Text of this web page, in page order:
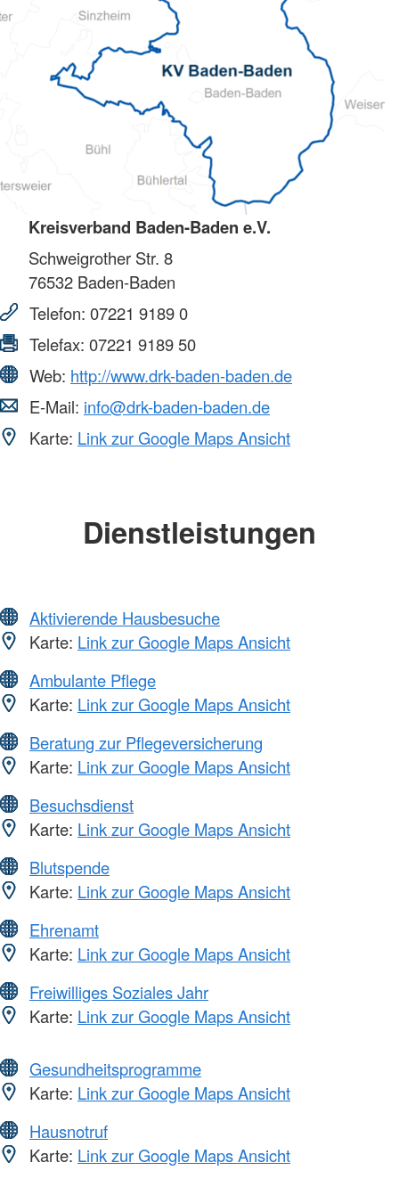
Kreisverband Baden-Baden e.V.
Schweigrother Str. 8
76532 Baden-Baden
Telefon: 07221 9189 0
Telefax: 07221 9189 50
Web: http://www.drk-baden-baden.de
E-Mail: info@drk-baden-baden.de
Karte: Link zur Google Maps Ansicht
Dienstleistungen
Aktivierende Hausbesuche
Karte: Link zur Google Maps Ansicht
Ambulante Pflege
Karte: Link zur Google Maps Ansicht
Beratung zur Pflegeversicherung
Karte: Link zur Google Maps Ansicht
Besuchsdienst
Karte: Link zur Google Maps Ansicht
Blutspende
Karte: Link zur Google Maps Ansicht
Ehrenamt
Karte: Link zur Google Maps Ansicht
Freiwilliges Soziales Jahr
Karte: Link zur Google Maps Ansicht
Gesundheitsprogramme
Karte: Link zur Google Maps Ansicht
Hausnotruf
Karte: Link zur Google Maps Ansicht